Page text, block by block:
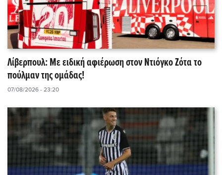
Λίβερπουλ: Με ειδική αφιέρωση στον Ντιόγκο Ζότα το
πούλμαν της ομάδας!
07/08/2026 - 23:20